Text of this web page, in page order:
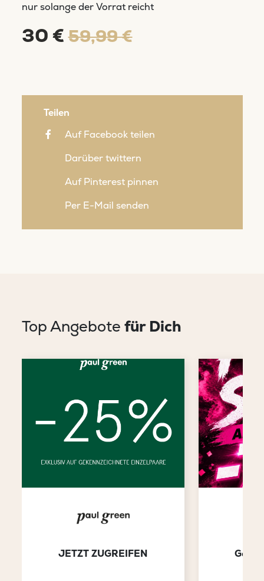
nur solange der Vorrat reicht
30 €59,99 €
Teilen
Auf Facebook teilen
Darüber twittern
Auf Pinterest pinnen
Per E-Mail senden
Top Angebote für Dich
JETZT ZUGREIFEN